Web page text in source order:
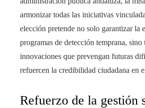
armonizar todas las iniciativas
elección pretende no solo garantizar la
programas de detección temprana,
innovaciones que prevengan futuras
refuercen la credibilidad ciudadana en
Refuerzo de la gestión